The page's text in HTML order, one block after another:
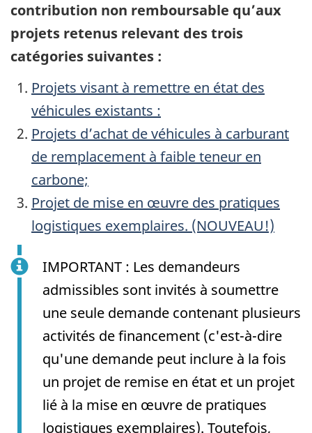
contribution non remboursable qu’aux
projets retenus relevant des trois
catégories suivantes :
Projets visant à remettre en état des
véhicules existants :
Projets d’achat de véhicules à carburant
de remplacement à faible teneur en
carbone;
Projet de mise en œuvre des pratiques
logistiques exemplaires. (NOUVEAU!)
IMPORTANT : Les demandeurs
admissibles sont invités à soumettre
une seule demande contenant plusieurs
activités de financement (c'est-à-dire
qu'une demande peut inclure à la fois
un projet de remise en état et un projet
lié à la mise en œuvre de pratiques
logistiques exemplaires). Toutefois,